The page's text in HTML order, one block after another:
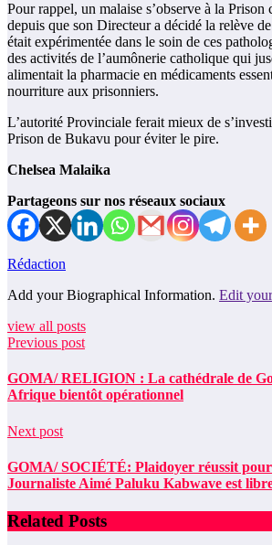
Pour rappel, un malaise s’observe à la Prison
depuis que son Directeur a décidé la relève
était expérimentée dans le soin de ces
des activités de l’aumônerie catholique qui
alimentait la pharmacie en médicaments
nourriture aux prisonniers.
L’autorité Provinciale ferait mieux de
Prison de Bukavu pour éviter le pire.
Chelsea Malaika
Partageons sur nos réseaux sociaux
Rédaction
Add your Biographical Information. Edit
view all posts
Previous post
GOMA/ RELIGION : La cathédrale de
Afrique bientôt opérationnel
Next post
GOMA/ SOCIÉTÉ: Plaidoyer réussit
Journaliste Aimé Paluku Kabwave est
Related Posts